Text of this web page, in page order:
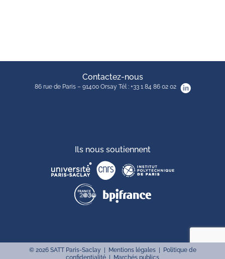
Contactez-nous
86 rue de Paris – 91400 Orsay Tél : +33 1 84 86 02 02
Ils nous soutiennent
© 2026SATT Paris-Saclay | Mentions légales|
Politique de